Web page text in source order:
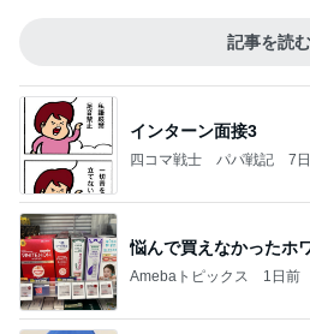
記事を読む
インターン面接3
四コマ戦士 パパ戦記 7
悩んで買えなかったホ
Amebaトピックス 1日前